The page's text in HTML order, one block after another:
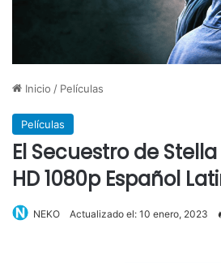
Inicio / Películas
Películas
El Secuestro de
HD 1080p Español
NEKO Actualizado el: 10 enero, 2023